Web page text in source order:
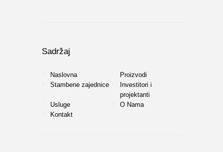
Sadržaj
Naslovna
Proizvodi
Stambene zajednice
Investitori i
projektanti
Usluge
O Nama
Kontakt